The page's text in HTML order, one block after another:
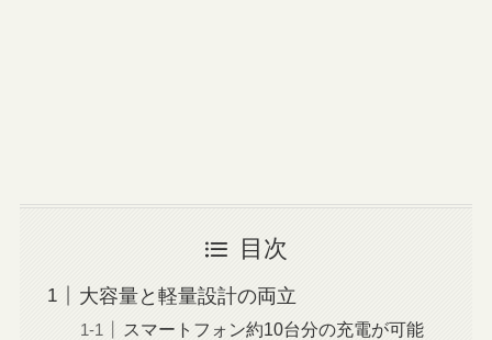
目次
大容量と軽量設計の両立
スマートフォン約10台分の充電が可能